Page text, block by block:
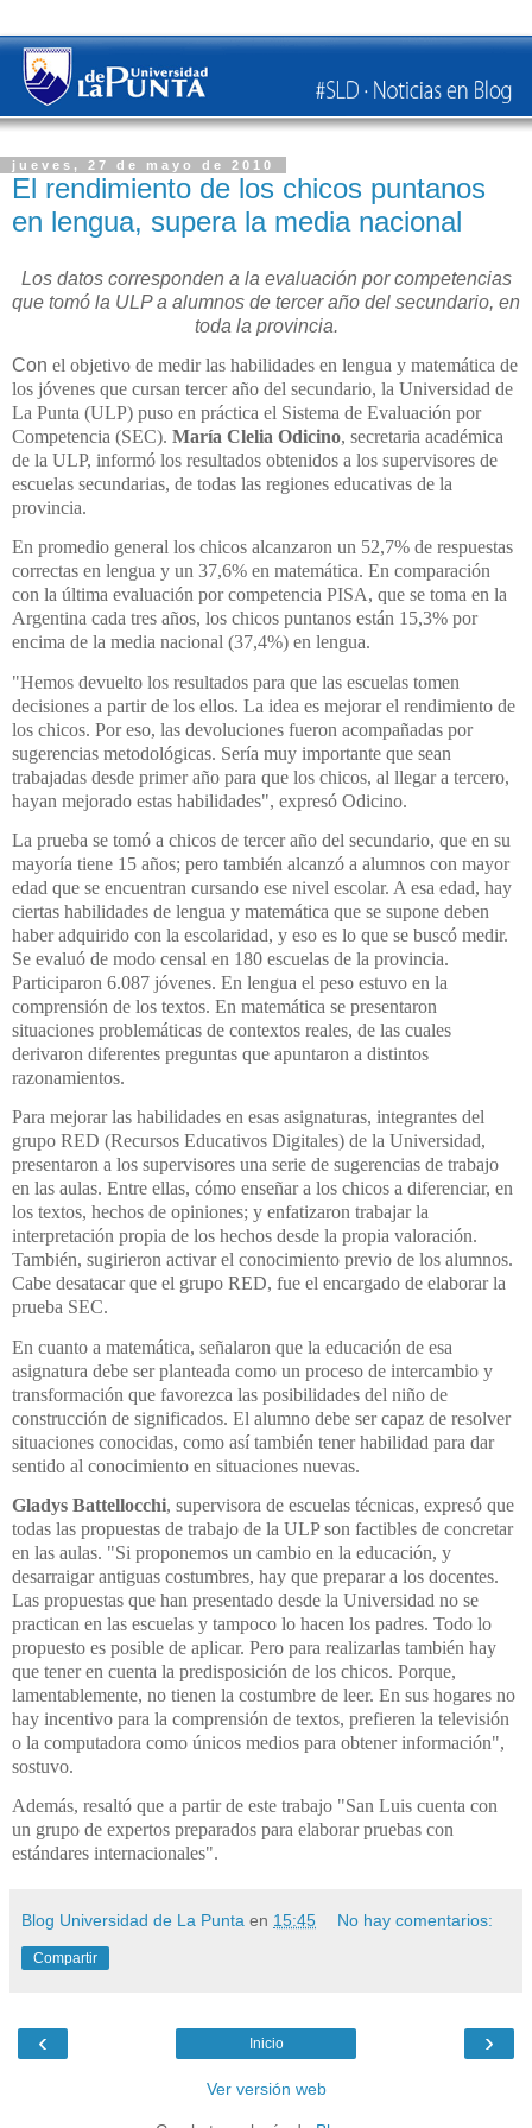
jueves, 27 de mayo de 2010
El rendimiento de los chicos puntanos
en lengua, supera la media nacional
Los datos corresponden a la evaluación por competencias
que tomó la ULP a alumnos de tercer año del secundario, en
toda la provincia.
Con el objetivo de medir las habilidades en lengua y matemática de
los jóvenes que cursan tercer año del secundario, la Universidad de
La Punta (ULP) puso en práctica el Sistema de Evaluación por
Competencia (SEC). María Clelia Odicino, secretaria académica
de la ULP, informó los resultados obtenidos a los supervisores de
escuelas secundarias, de todas las regiones educativas de la
provincia.
En promedio general los chicos alcanzaron un 52,7% de respuestas
correctas en lengua y un 37,6% en matemática. En comparación
con la última evaluación por competencia PISA, que se toma en la
Argentina cada tres años, los chicos puntanos están 15,3% por
encima de la media nacional (37,4%) en lengua.
"Hemos devuelto los resultados para que las escuelas tomen
decisiones a partir de los ellos. La idea es mejorar el rendimiento de
los chicos. Por eso, las devoluciones fueron acompañadas por
sugerencias metodológicas. Sería muy importante que sean
trabajadas desde primer año para que los chicos, al llegar a tercero,
hayan mejorado estas habilidades", expresó Odicino.
La prueba se tomó a chicos de tercer año del secundario, que en su
mayoría tiene 15 años; pero también alcanzó a alumnos con mayor
edad que se encuentran cursando ese nivel escolar. A esa edad, hay
ciertas habilidades de lengua y matemática que se supone deben
haber adquirido con la escolaridad, y eso es lo que se buscó medir.
Se evaluó de modo censal en 180 escuelas de la provincia.
Participaron 6.087 jóvenes. En lengua el peso estuvo en la
comprensión de los textos. En matemática se presentaron
situaciones problemáticas de contextos reales, de las cuales
derivaron diferentes preguntas que apuntaron a distintos
razonamientos.
Para mejorar las habilidades en esas asignaturas, integrantes del
grupo RED (Recursos Educativos Digitales) de la Universidad,
presentaron a los supervisores una serie de sugerencias de trabajo
en las aulas. Entre ellas, cómo enseñar a los chicos a diferenciar, en
los textos, hechos de opiniones; y enfatizaron trabajar la
interpretación propia de los hechos desde la propia valoración.
También, sugirieron activar el conocimiento previo de los alumnos.
Cabe desatacar que el grupo RED, fue el encargado de elaborar la
prueba SEC.
En cuanto a matemática, señalaron que la educación de esa
asignatura debe ser planteada como un proceso de intercambio y
transformación que favorezca las posibilidades del niño de
construcción de significados. El alumno debe ser capaz de resolver
situaciones conocidas, como así también tener habilidad para dar
sentido al conocimiento en situaciones nuevas.
Gladys Battellocchi, supervisora de escuelas técnicas, expresó que
todas las propuestas de trabajo de la ULP son factibles de concretar
en las aulas. "Si proponemos un cambio en la educación, y
desarraigar antiguas costumbres, hay que preparar a los docentes.
Las propuestas que han presentado desde la Universidad no se
practican en las escuelas y tampoco lo hacen los padres. Todo lo
propuesto es posible de aplicar. Pero para realizarlas también hay
que tener en cuenta la predisposición de los chicos. Porque,
lamentablemente, no tienen la costumbre de leer. En sus hogares no
hay incentivo para la comprensión de textos, prefieren la televisión
o la computadora como únicos medios para obtener información",
sostuvo.
Además, resaltó que a partir de este trabajo "San Luis cuenta con
un grupo de expertos preparados para elaborar pruebas con
estándares internacionales".
Blog Universidad de La Punta en 15:45 No hay comentarios:
Compartir
‹ ›
Inicio
Ver versión web